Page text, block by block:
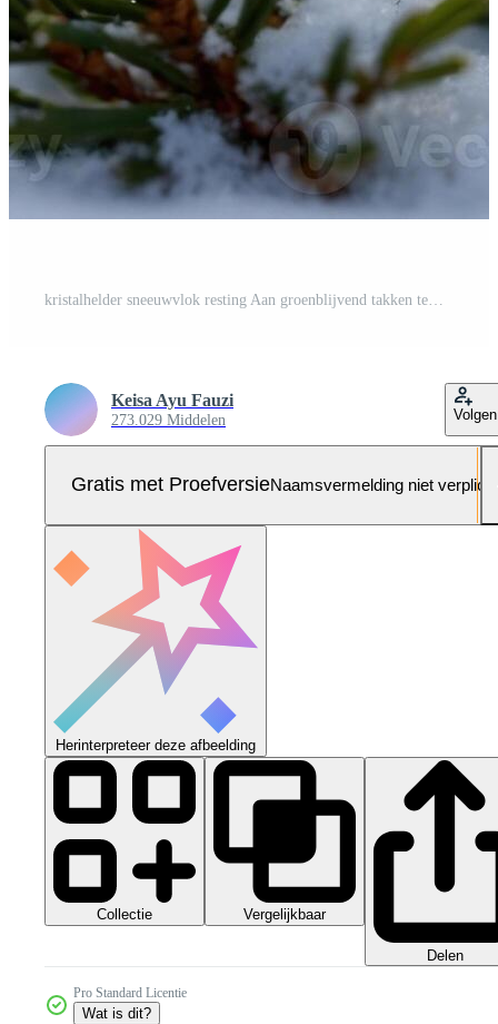
Keisa Ayu Fauzi
273.029 Middelen Volgen
Gratis met ProefversieNaamsvermelding niet verplicht
Herinterpreteer deze afbeelding
Collectie Vergelijkbaar
Delen
Pro Standard Licentie
Wat is dit?